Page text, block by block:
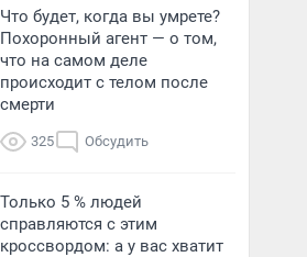
Что будет, когда вы умрете?
Похоронный агент — о том,
что на самом деле
происходит с телом после
смерти
325 Обсудить
Только 5 % людей
справляются с этим
кроссвордом: а у вас хватит